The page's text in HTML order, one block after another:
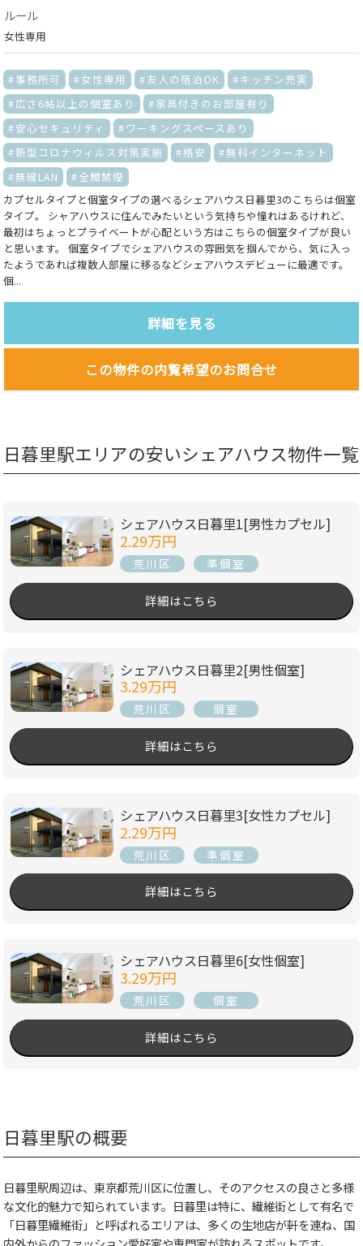
ルール
女性専用
事務所可 女性専用 友人の宿泊OK
キッチン充実
広さ6帖以上の個室あり
家具付きのお部屋有り
安心セキュリティ
ワーキングスペースあり
新型コロナウィルス対策実施
格安
無料インターネット
無線LAN
全館禁煙
カプセルタイプと個室タイプの選べるシェアハウス日暮里3のこちらは個室
タイプ。 シャアハウスに住んでみたいという気持ちや憧れはあるけれど、
最初はちょっとプライベートが心配という方はこちらの個室タイプが良い
と思います。 個室タイプでシェアハウスの雰囲気を掴んでから、気に入っ
たようであれば複数人部屋に移るなどシェアハウスデビューに最適です。
個...
詳細を見る
この物件の内覧希望のお問合せ
日暮里駅エリアの安いシェアハウス物件一覧
シェアハウス日暮里1[男性カプセル]
2.29万円
荒川区 準個室
詳細はこちら
シェアハウス日暮里2[男性個室]
3.29万円
荒川区 個室
詳細はこちら
シェアハウス日暮里3[女性カプセル]
2.29万円
荒川区 準個室
詳細はこちら
シェアハウス日暮里6[女性個室]
3.29万円
荒川区 個室
詳細はこちら
日暮里駅の概要
日暮里駅周辺は、東京都荒川区に位置し、そのアクセスの良さと多様
な文化的魅力で知られています。日暮里は特に、繊維街として有名で
「日暮里繊維街」と呼ばれるエリアは、多くの生地店が軒を連ね、国